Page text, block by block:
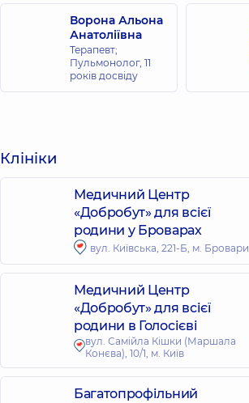
Ворона Альона
Анатоліївна
Терапевт;
Пульмонолог, 11
років досвіду
Клініки
Медичний Центр
«Добробут» для всієї
родини у Броварах
вул. Київська, 221-Б, м. Бровари
Медичний Центр
«Добробут» для всієї
родини в Голосієві
вул. Самійла Кішки (Маршала
Конєва), 10/1, м. Київ
Багатопрофільний